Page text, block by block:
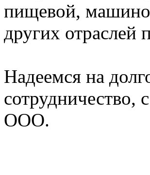
пищевой,
других
Надеемся на
ООО.